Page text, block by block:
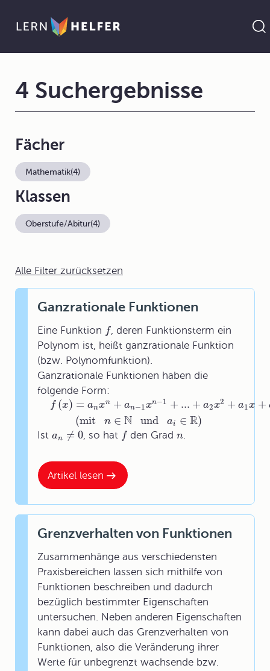
Alle Filter zurücksetzen
Artikel lesen
Ganzrationale Funktionen
Eine Funktion f, deren Funktionsterm ein
Polynom ist, heißt ganzrationale Funktion
(bzw. Polynomfunktion).
Ganzrationale Funktionen haben die
folgende Form:
f (x) = anxn + an−1xn−1 + ... + a2x2 + a1x +
(mit n ∈ N und ai ∈ R)
Ist an ≠ 0, so hat f den Gradn.
Grenzverhalten von Funktionen
Zusammenhänge aus verschiedensten
Praxisbereichen lassen sich mithilfe von
Funktionen beschreiben und dadurch
bezüglich bestimmter Eigenschaften
untersuchen. Neben anderen Eigenschaften
kann dabei auch das Grenzverhalten von
Funktionen, also die Veränderung ihrer
Werte für unbegrenzt wachsende bzw.
4 Suchergebnisse
Fächer
Mathematik(4)
Klassen
Oberstufe/Abitur(4)